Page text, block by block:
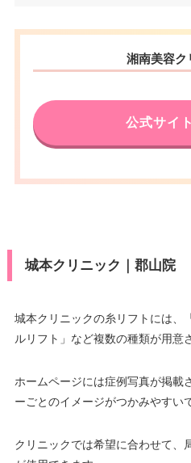
電話番号 0120-
アクセス JR福島
済
VISA/
月 火 水 木
18：00
18：00
18：00
福島県
アティ
電話番号 0120-
J)/UC/
デビッ
ン
月 火 水 木
19：00
19：00
湘南美容ク
公式サイ
城本クリニック｜郡山院
城本クリニックの糸リフトには、
ルリフト」など複数の種類が用意
ホームページには症例写真が掲載
ーごとのイメージがつかみやすい
クリニックでは希望に合わせて、